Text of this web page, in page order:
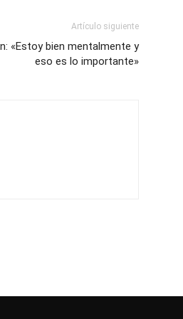
Artículo siguiente
«Estoy bien mentalmente y
eso es lo importante»